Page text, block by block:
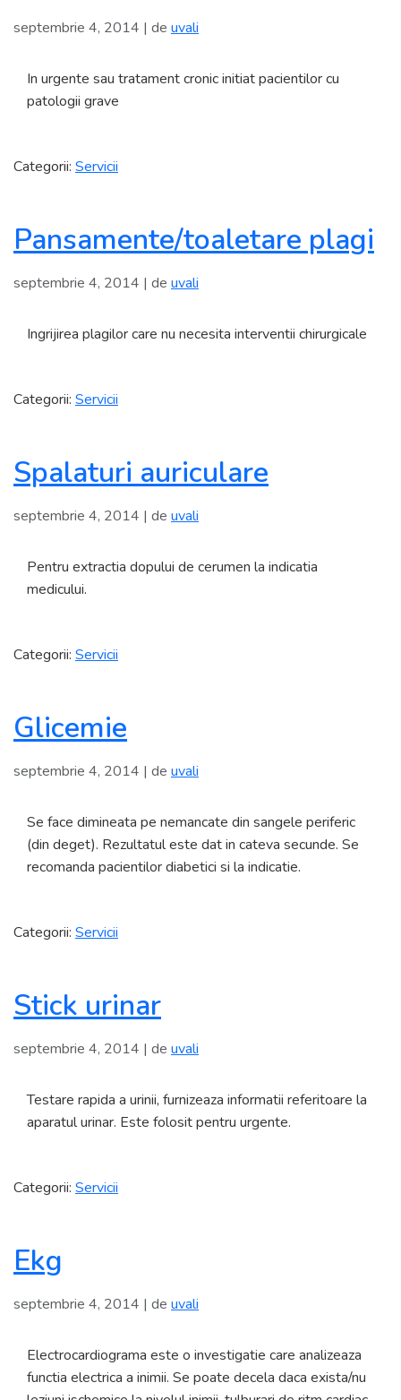
septembrie 4, 2014 | de uvali
In urgente sau tratament cronic initiat pacientilor cu
patologii grave
Categorii: Servicii
Pansamente/toaletare plagi
septembrie 4, 2014 | de uvali
Ingrijirea plagilor care nu necesita interventii chirurgicale
Categorii: Servicii
Spalaturi auriculare
septembrie 4, 2014 | de uvali
Pentru extractia dopului de cerumen la indicatia
medicului.
Categorii: Servicii
Glicemie
septembrie 4, 2014 | de uvali
Se face dimineata pe nemancate din sangele periferic
(din deget). Rezultatul este dat in cateva secunde. Se
recomanda pacientilor diabetici si la indicatie.
Categorii: Servicii
Stick urinar
septembrie 4, 2014 | de uvali
Testare rapida a urinii, furnizeaza informatii referitoare la
aparatul urinar. Este folosit pentru urgente.
Categorii: Servicii
Ekg
septembrie 4, 2014 | de uvali
Electrocardiograma este o investigatie care analizeaza
functia electrica a inimii. Se poate decela daca exista/nu